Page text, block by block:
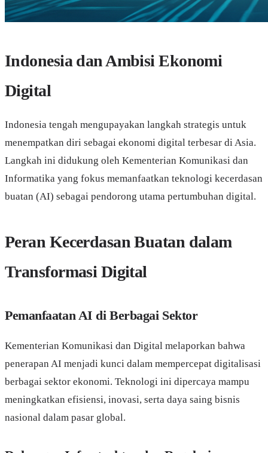
Indonesia dan Ambisi Ekonomi
Digital
Indonesia tengah mengupayakan langkah strategis untuk
menempatkan diri sebagai ekonomi digital terbesar di Asia.
Langkah ini didukung oleh Kementerian Komunikasi dan
Informatika yang fokus memanfaatkan teknologi kecerdasan
buatan (AI) sebagai pendorong utama pertumbuhan digital.
Peran Kecerdasan Buatan dalam
Transformasi Digital
Pemanfaatan AI di Berbagai Sektor
Kementerian Komunikasi dan Digital melaporkan bahwa
penerapan AI menjadi kunci dalam mempercepat digitalisasi
berbagai sektor ekonomi. Teknologi ini dipercaya mampu
meningkatkan efisiensi, inovasi, serta daya saing bisnis
nasional dalam pasar global.